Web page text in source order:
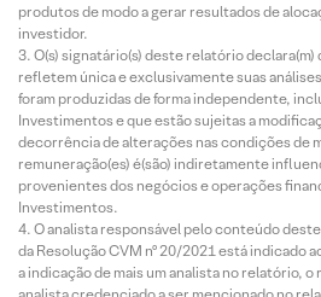
produtos de modo a gerar resultados de
investidor.
O(s) signatário(s) deste relatório
refletem única e exclusivamente suas
foram produzidas de forma independente,
Investimentos e que estão sujeitas a
decorrência de alterações nas condições de
remuneração(es) é(são) indiretamente
provenientes dos negócios e operações
Investimentos.
O analista responsável pelo conteúdo
da Resolução CVM nº 20/2021 está indicado
a indicação de mais um analista no relatório,